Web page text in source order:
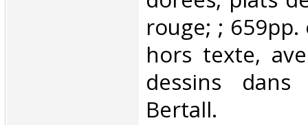
rouge; ;
hors texte,
dessins
Bertall.‎